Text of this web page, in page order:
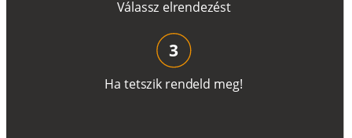
Válassz elrendezést
Ha tetszik rendeld meg!
3